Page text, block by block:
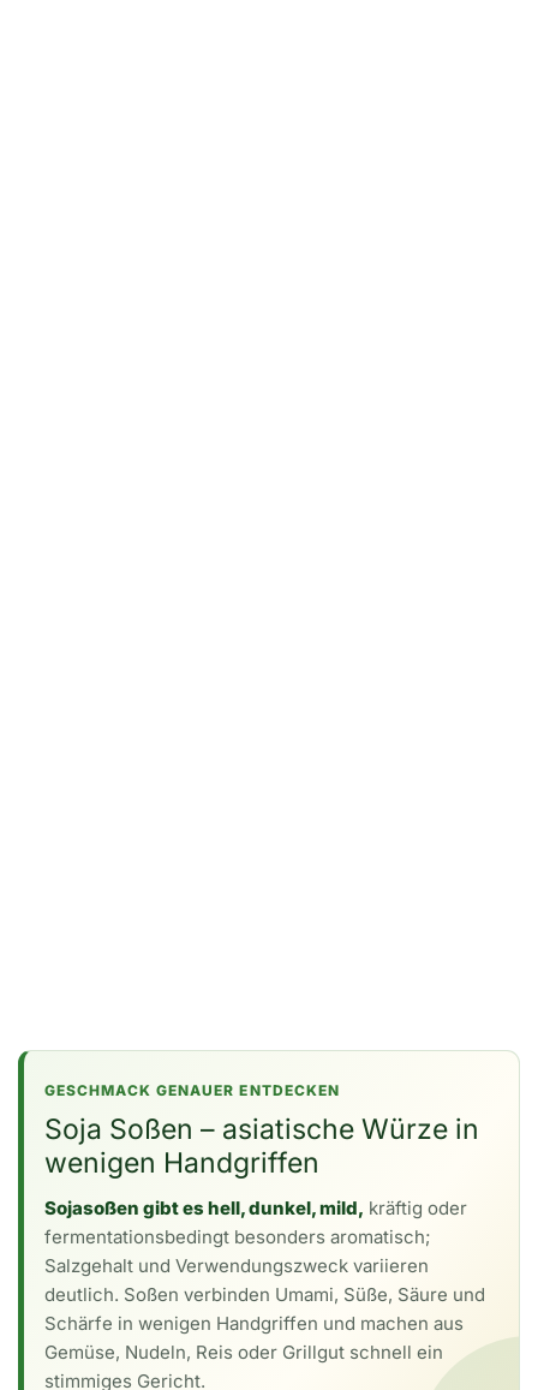
GESCHMACK GENAUER ENTDECKEN
Soja Soßen – asiatische Würze in
wenigen Handgriffen
Sojasoßen gibt es hell, dunkel, mild, kräftig oder
fermentationsbedingt besonders aromatisch;
Salzgehalt und Verwendungszweck variieren
deutlich. Soßen verbinden Umami, Süße, Säure und
Schärfe in wenigen Handgriffen und machen aus
Gemüse, Nudeln, Reis oder Grillgut schnell ein
stimmiges Gericht.